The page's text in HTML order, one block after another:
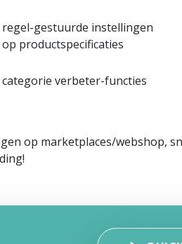
regel-gestuurde instellingen
op productspecificaties
categorie verbeter-functies
op marketplaces/webshop,